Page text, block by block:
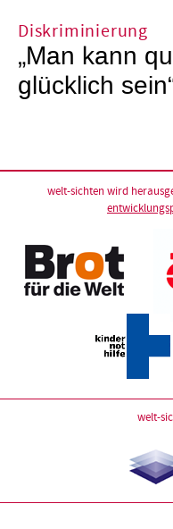
Diskriminierung
„Man kann
glücklich
welt-sichten wird
welt-